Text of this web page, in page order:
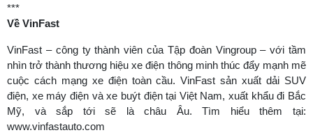
***
Về VinFast
VinFast – công ty thành viên của Tập đoàn Vingroup – với tầm
nhìn trở thành thương hiệu xe điện thông minh thúc đẩy mạnh mẽ
cuộc cách mạng xe điện toàn cầu. VinFast sản xuất dải SUV
điện, xe máy điện và xe buýt điện tại Việt Nam, xuất khẩu đi Bắc
Mỹ, và sắp tới sẽ là châu Âu. Tìm hiểu thêm tại:
www.vinfastauto.com